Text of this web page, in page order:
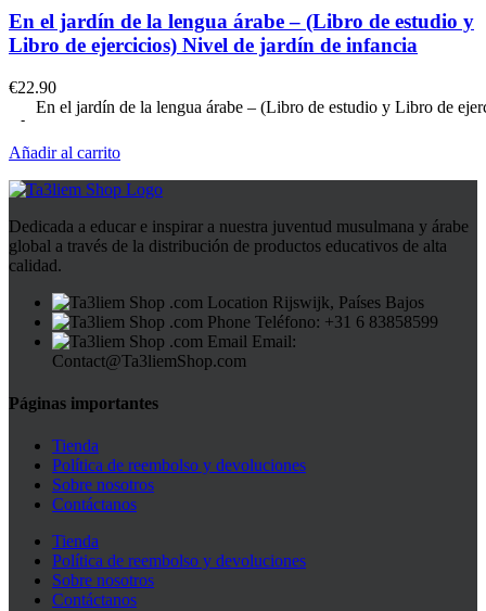
En el jardín de la lengua árabe – (Libro de estudio y
Libro de ejercicios) Nivel de jardín de infancia
€22.90
En el jardín de la lengua árabe – (Libro de estudio y Libro de
Añadir al carrito
Dedicada a educar e inspirar a nuestra juventud musulmana y árabe
global a través de la distribución de productos educativos de alta
calidad.
Rijswijk, Países Bajos
Teléfono: +31 6 83858599
Email:
Contact@Ta3liemShop.com
Páginas importantes
Tienda
Política de reembolso y devoluciones
Sobre nosotros
Contáctanos
Tienda
Política de reembolso y devoluciones
Sobre nosotros
Contáctanos